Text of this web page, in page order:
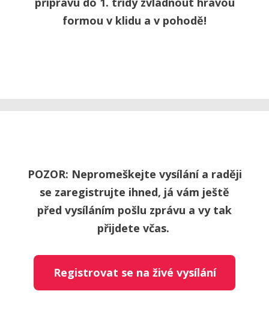
formou v klidu a v pohodě!
POZOR: Nepromeškejte vysílání a raději
se zaregistrujte ihned, já vám ještě
před vysíláním pošlu zprávu a vy tak
přijdete včas.
Registrovat se na živé vysílání